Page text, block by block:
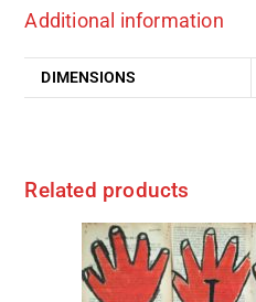
Additional information
DIMENSIONS
Related products